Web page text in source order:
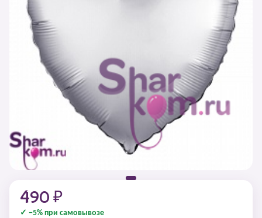
490 ₽
✓ −5% при самовывозе